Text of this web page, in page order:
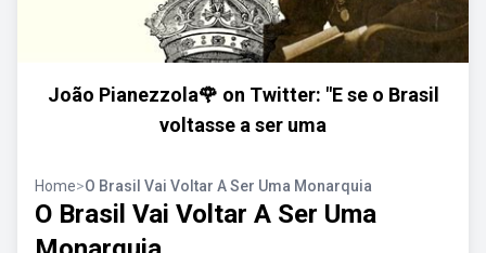
João Pianezzola🌹 on Twitter: "E se o Brasil
voltasse a ser uma
Home>O Brasil Vai Voltar A Ser Uma Monarquia
O Brasil Vai Voltar A Ser Uma